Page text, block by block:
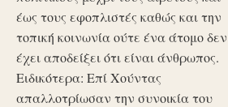
έως τους εφοπλιστές καθώς και την
τοπική κοινωνία ούτε ένα άτομο δεν
έχει αποδείξει ότι είναι άνθρωπος.
Ειδικότερα: Επί Χούντας
απαλλοτρίωσαν την συνοικία του